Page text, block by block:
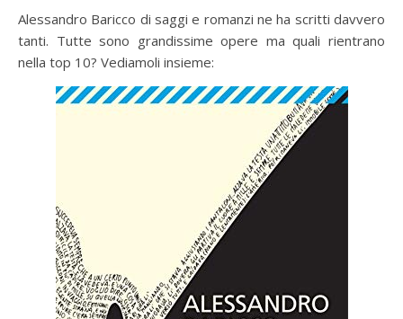
Alessandro Baricco di saggi e romanzi ne ha scritti davvero
tanti. Tutte sono grandissime opere ma quali rientrano
nella top 10? Vediamoli insieme: